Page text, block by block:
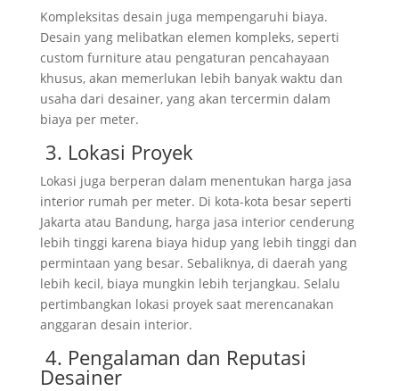
Kompleksitas desain juga mempengaruhi biaya.
Desain yang melibatkan elemen kompleks, seperti
custom furniture atau pengaturan pencahayaan
khusus, akan memerlukan lebih banyak waktu dan
usaha dari desainer, yang akan tercermin dalam
biaya per meter.
3. Lokasi Proyek
Lokasi juga berperan dalam menentukan harga jasa
interior rumah per meter. Di kota-kota besar seperti
Jakarta atau Bandung, harga jasa interior cenderung
lebih tinggi karena biaya hidup yang lebih tinggi dan
permintaan yang besar. Sebaliknya, di daerah yang
lebih kecil, biaya mungkin lebih terjangkau. Selalu
pertimbangkan lokasi proyek saat merencanakan
anggaran desain interior.
4. Pengalaman dan Reputasi
Desainer